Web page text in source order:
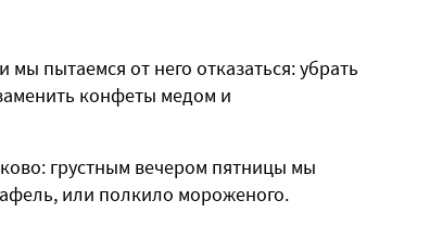
пытаемся от него отказаться: убрать
конфеты медом и
грустным вечером пятницы мы
или полкило мороженого.